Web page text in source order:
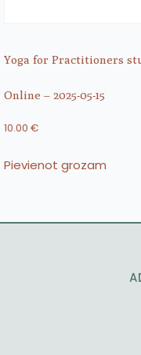
Yoga for Practitioners
Online – 2025-05-15
10.00€
Pievienot grozam